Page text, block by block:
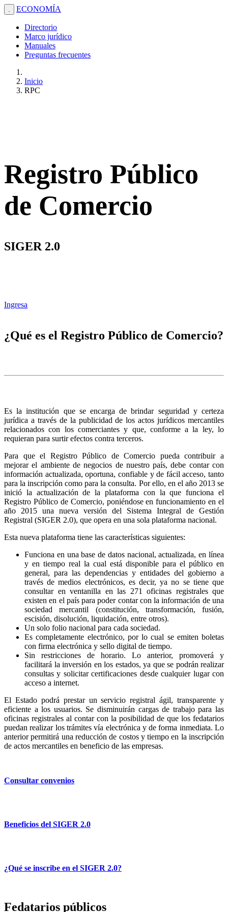
. ECONOMÍA
Directorio
Marco jurídico
Manuales
Preguntas frecuentes
Inicio
RPC
Registro Público
de Comercio
SIGER 2.0
Ingresa
¿Qué es el Registro Público de Comercio?
Es la institución que se encarga de brindar seguridad y certeza
jurídica a través de la publicidad de los actos jurídicos mercantiles
relacionados con los comerciantes y que, conforme a la ley, lo
requieran para surtir efectos contra terceros.
Para que el Registro Público de Comercio pueda contribuir a
mejorar el ambiente de negocios de nuestro país, debe contar con
información actualizada, oportuna, confiable y de fácil acceso, tanto
para la inscripción como para la consulta. Por ello, en el año 2013 se
inició la actualización de la plataforma con la que funciona el
Registro Público de Comercio, poniéndose en funcionamiento en el
año 2015 una nueva versión del Sistema Integral de Gestión
Registral (SIGER 2.0), que opera en una sola plataforma nacional.
Esta nueva plataforma tiene las características siguientes:
Funciona en una base de datos nacional, actualizada, en línea
y en tiempo real la cual está disponible para el público en
general, para las dependencias y entidades del gobierno a
través de medios electrónicos, es decir, ya no se tiene que
consultar en ventanilla en las 271 oficinas registrales que
existen en el país para poder contar con la información de una
sociedad mercantil (constitución, transformación, fusión,
escisión, disolución, liquidación, entre otros).
Un solo folio nacional para cada sociedad.
Es completamente electrónico, por lo cual se emiten boletas
con firma electrónica y sello digital de tiempo.
Sin restricciones de horario. Lo anterior, promoverá y
facilitará la inversión en los estados, ya que se podrán realizar
consultas y solicitar certificaciones desde cualquier lugar con
acceso a internet.
El Estado podrá prestar un servicio registral ágil, transparente y
eficiente a los usuarios. Se disminuirán cargas de trabajo para las
oficinas registrales al contar con la posibilidad de que los fedatarios
puedan realizar los trámites vía electrónica y de forma inmediata. Lo
anterior permitirá una reducción de costos y tiempo en la inscripción
de actos mercantiles en beneficio de las empresas.
Consultar convenios
Beneficios del SIGER 2.0
¿Qué se inscribe en el SIGER 2.0?
Fedatarios públicos